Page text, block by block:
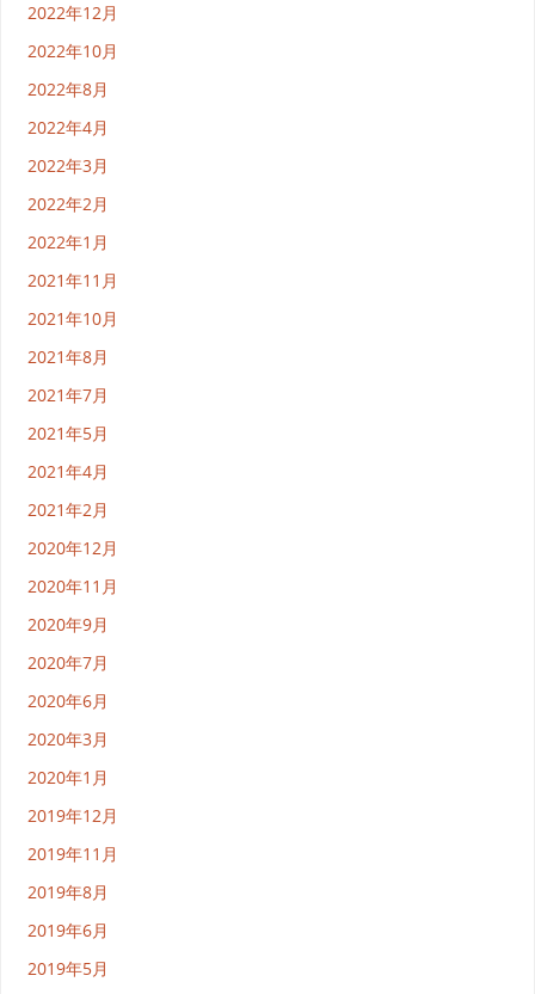
2022年12月
2022年10月
2022年8月
2022年4月
2022年3月
2022年2月
2022年1月
2021年11月
2021年10月
2021年8月
2021年7月
2021年5月
2021年4月
2021年2月
2020年12月
2020年11月
2020年9月
2020年7月
2020年6月
2020年3月
2020年1月
2019年12月
2019年11月
2019年8月
2019年6月
2019年5月